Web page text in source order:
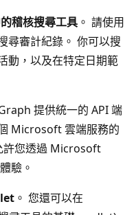
稽核搜尋工具 。 請使用
尋審計紀錄。 你可以搜
動，以及在特定日期範
提供統一的 API 端
Microsoft 雲端服務的
許您透過 Microsoft
驗。
。 您還可以在